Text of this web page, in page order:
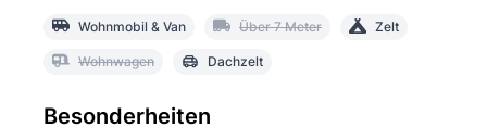
Wohnmobil & Van Über 7 Meter Zelt
Wohnwagen Dachzelt
Besonderheiten